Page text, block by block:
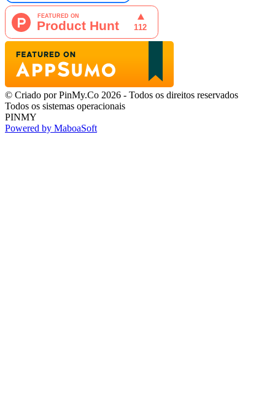
© Criado por PinMy.Co 2026 - Todos os direitos reservados
Todos os sistemas operacionais
PINMY
Powered by MaboaSoft